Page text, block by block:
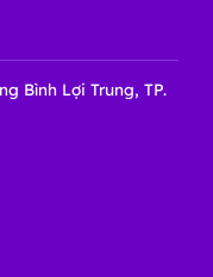
Bình Lợi Trung, TP.